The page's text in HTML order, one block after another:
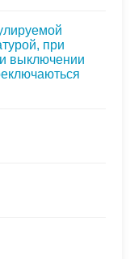
при
выключении